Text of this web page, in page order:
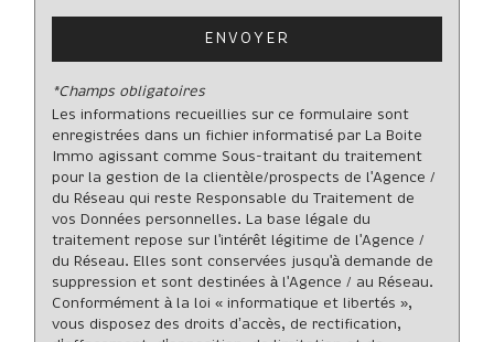
Habitants de moins de 25 ans
Habitants de 25 à 55 ans 37,48 %
Habitants de plus de 55 ans 34,25 %
Nombre d'enfants par famille
Familles sans enfant
Familles avec 1 ou 2 enfants 12,26 %
Maisons
Appartements 92,10 %
ENVOYER
*Champs obligatoires
Les informations recueillies sur ce formulaire sont
enregistrées dans un fichier informatisé par La Boite
Immo agissant comme Sous-traitant du traitement
pour la gestion de la clientèle/prospects de l'Agence /
du Réseau qui reste Responsable du Traitement de
vos Données personnelles. La base légale du
traitement repose sur l'intérêt légitime de l'Agence /
du Réseau. Elles sont conservées jusqu'à demande de
suppression et sont destinées à l'Agence / au Réseau.
Conformément à la loi « informatique et libertés »,
vous disposez des droits d’accès, de rectification,